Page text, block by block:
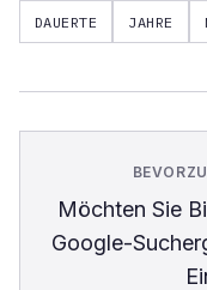
DAUERTE JAHRE
Möchten Sie
Google-